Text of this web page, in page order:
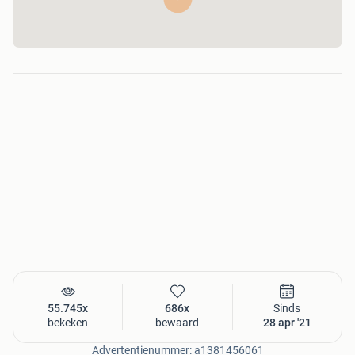
degelijkheid en uitstraling. Ze geven letterlijk een nieuw
polycarbonaat platen 16 mm.
Op de bevestigingsmateriaal en profielen krijgt u 10 jaar
55.745x
bekeken
686x
bewaard
Sinds
28 apr '21
Advertentienummer: a1381456061